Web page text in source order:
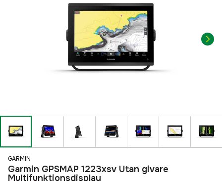
GARMIN
Garmin GPSMAP 1223xsv Utan givare
Multifunktionsdisplay